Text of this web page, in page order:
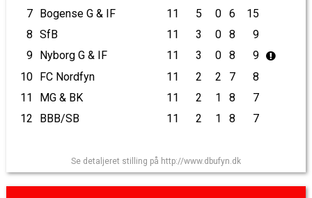
7 Bogense G & IF 11 5 0 6
15
8 SfB 11 3 0 8
9
9 Nyborg G & IF 11 3 0 8
9
10 FC Nordfyn 11 2 2 7
8
11
MG & BK 11 2 1 8
7
12
BBB/SB 11 2 1 8 7
Se detaljeret stilling på http://www.dbufyn.dk